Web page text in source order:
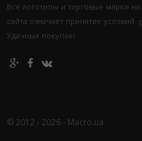
Все логотипы и торговые марки
сайта означает принятие условий
Удачных покупок!
© 2012 - 2026 - Macro.ua